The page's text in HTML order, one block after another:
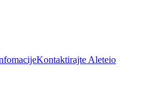
Kontaktirajte Aleteio